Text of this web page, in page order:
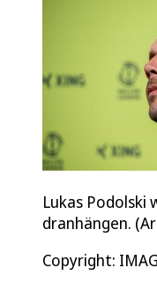
Lukas Podolski
dranhängen.
Copyright: